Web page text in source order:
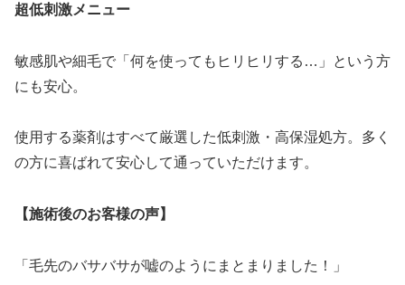
超低刺激メニュー
敏感肌や細毛で「何を使ってもヒリヒリする…」という方
にも安心。
使用する薬剤はすべて厳選した低刺激・高保湿処方。多く
の方に喜ばれて安心して通っていただけます。
【施術後のお客様の声】
「毛先のバサバサが嘘のようにまとまりました！」